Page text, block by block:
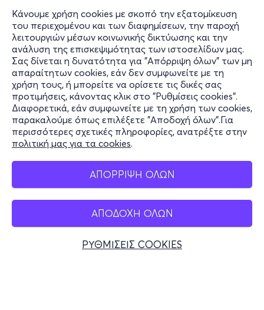
Κάνουμε χρήση cookies με σκοπό την εξατομίκευση
του περιεχομένου και των διαφημίσεων, την παροχή
λειτουργιών μέσων κοινωνικής δικτύωσης και την
ανάλυση της επισκεψιμότητας των ιστοσελίδων μας.
Σας δίνεται η δυνατότητα για "Απόρριψη όλων" των μη
απαραίτητων cookies, εάν δεν συμφωνείτε με τη
χρήση τους, ή μπορείτε να ορίσετε τις δικές σας
προτιμήσεις, κάνοντας κλικ στο "Ρυθμίσεις cookies".
Διαφορετικά, εάν συμφωνείτε με τη χρήση των cookies,
παρακαλούμε όπως επιλέξετε "Αποδοχή όλων".Για
περισσότερες σχετικές πληροφορίες, ανατρέξτε στην
πολιτική μας για τα cookies.
ΑΠΟΡΡΙΨΗ ΟΛΩΝ
ΑΠΟΔΟΧΗ ΟΛΩΝ
ΡΥΘΜΙΣΕΙΣ COOKIES
Πληροφορίες
Υποστήριξη
Stay Connected
Mobile app